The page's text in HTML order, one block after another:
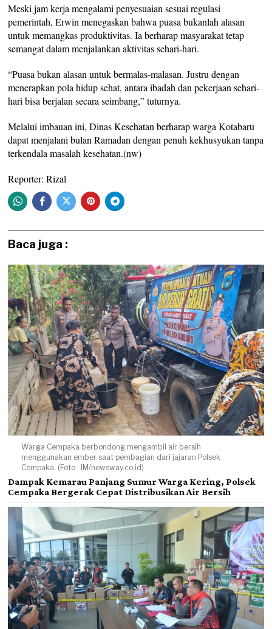
Meski jam kerja mengalami penyesuaian sesuai regulasi
pemerintah, Erwin menegaskan bahwa puasa bukanlah alasan
untuk memangkas produktivitas. Ia berharap masyarakat tetap
semangat dalam menjalankan aktivitas sehari-hari.
“Puasa bukan alasan untuk bermalas-malasan. Justru dengan
menerapkan pola hidup sehat, antara ibadah dan pekerjaan sehari-
hari bisa berjalan secara seimbang,” tuturnya.
Melalui imbauan ini, Dinas Kesehatan berharap warga Kotabaru
dapat menjalani bulan Ramadan dengan penuh kekhusyukan tanpa
terkendala masalah kesehatan.(nw)
Reporter: Rizal
Baca juga :
Warga Cempaka berbondong mengambil air bersih
menggunakan ember saat pembagian dari jajaran Polsek
Cempaka. (Foto : IM/newsway.co.id)
Dampak Kemarau Panjang Sumur Warga Kering, Polsek
Cempaka Bergerak Cepat Distribusikan Air Bersih